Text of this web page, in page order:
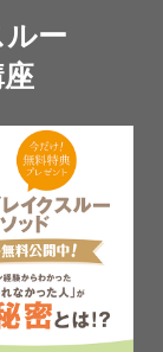
ー